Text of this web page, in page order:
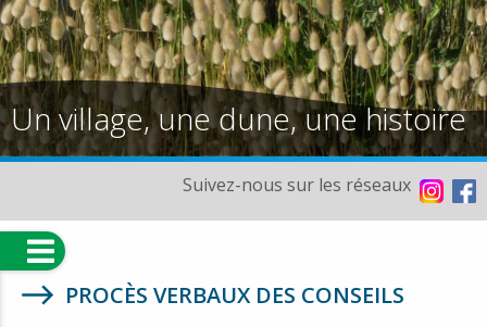
Un village, une dune, une histoire
Suivez-nous sur les réseaux
PROCÈS VERBAUX DES CONSEILS